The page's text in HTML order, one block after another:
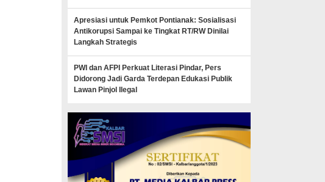
Apresiasi untuk Pemkot Pontianak: Sosialisasi
Antikorupsi Sampai ke Tingkat RT/RW Dinilai
Langkah Strategis
PWI dan AFPI Perkuat Literasi Pindar, Pers
Didorong Jadi Garda Terdepan Edukasi Publik
Lawan Pinjol Ilegal